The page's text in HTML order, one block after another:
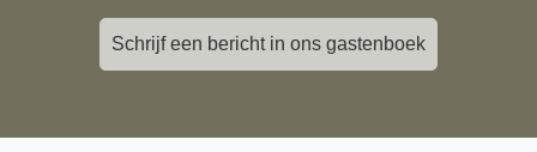
Schrijf een bericht in ons gastenboek